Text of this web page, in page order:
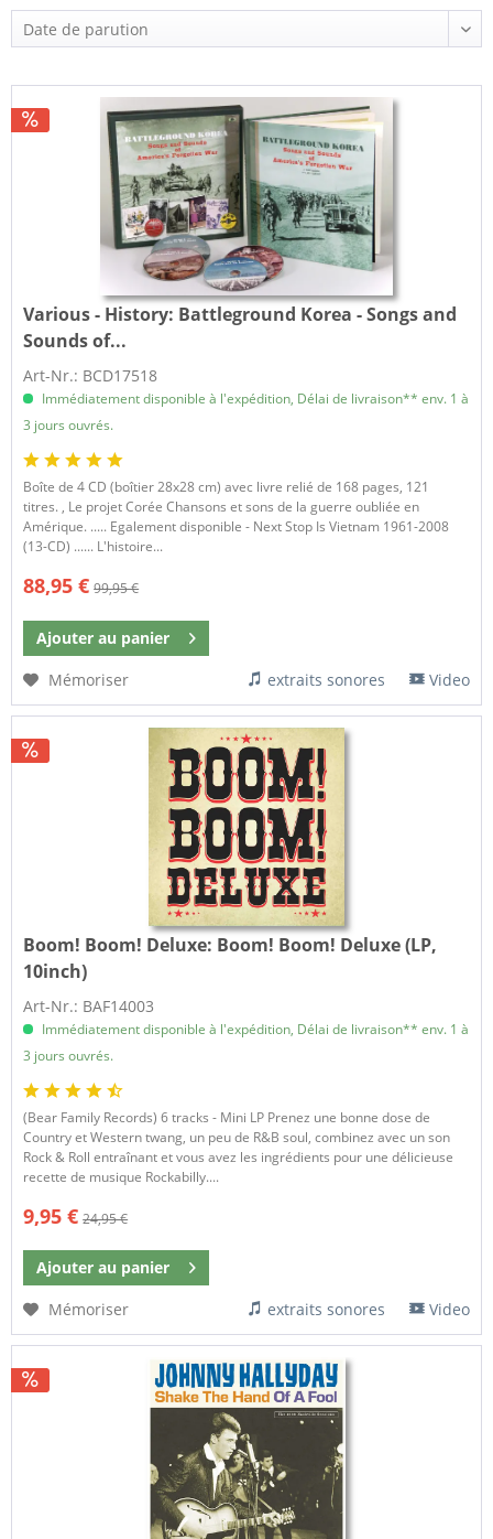
Various - History: Battleground Korea - Songs and
Sounds of...
Art-Nr.: BCD17518
Immédiatement disponible à l'expédition, Délai de livraison** env. 1 à
3 jours ouvrés.
Boîte de 4 CD (boîtier 28x28 cm) avec livre relié de 168 pages, 121
titres. , Le projet Corée Chansons et sons de la guerre oubliée en
Amérique. ..... Egalement disponible - Next Stop Is Vietnam 1961-2008
(13-CD) ...... L'histoire...
88,95 € 99,95 €
Ajouter au panier
Mémoriser
extraits sonores Video
Boom! Boom! Deluxe: Boom! Boom! Deluxe (LP,
10inch)
Art-Nr.: BAF14003
Immédiatement disponible à l'expédition, Délai de livraison** env. 1 à
3 jours ouvrés.
(Bear Family Records) 6 tracks - Mini LP Prenez une bonne dose de
Country et Western twang, un peu de R&B soul, combinez avec un son
Rock & Roll entraînant et vous avez les ingrédients pour une délicieuse
recette de musique Rockabilly....
9,95 € 24,95 €
Ajouter au panier
Mémoriser
extraits sonores Video